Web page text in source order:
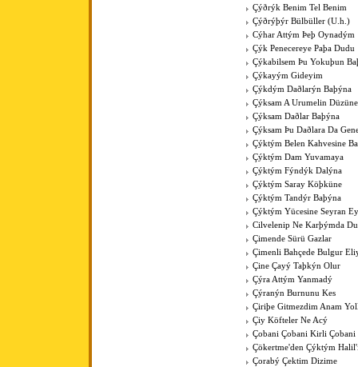
Çýðrýk Benim Tel Benim
Çýðrýþýr Bülbüller (U.h.)
Cýhar Attým Þeþ Oynadým
Çýk Penecereye Paþa Dudu
Çýkabilsem Þu Yokuþun
Çýkayým Gideyim
Çýkdým Daðlarýn Baþýna
Çýksam A Urumelin Düzüne
Çýksam Daðlar Baþýna
Çýksam Þu Daðlara Da
Çýktým Belen Kahvesine
Çýktým Dam Yuvamaya
Çýktým Fýndýk Dalýna
Çýktým Saray Köþküne
Çýktým Tandýr Baþýna
Çýktým Yücesine Seyran
Cilvelenip Ne Karþýmda
Çimende Sürü Gazlar
Çimenli Bahçede Bulgur
Çine Çayý Taþkýn Olur
Çýra Attým Yanmadý
Çýranýn Burnunu Kes
Çiriþe Gitmezdim Anam
Çiy Köfteler Ne Acý
Çobani Çobani Kirli Çobani
Çökertme'den Çýktým
Çorabý Çektim Dizime